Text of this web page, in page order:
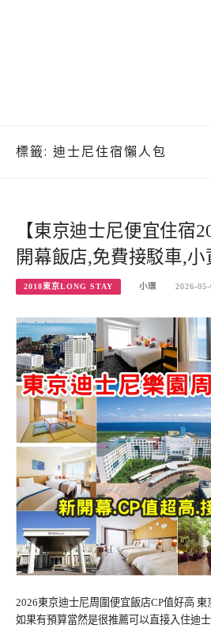
標籤: 迪士尼住宿懶人包
【東京迪士尼便宜住宿
開幕飯店,免費接駁車,小
2018東京LONG STAY 小環 2026-05-
2026東京迪士尼周圍便宜飯店CP值好高
如果有預算當然是很推薦可以直接入住迪